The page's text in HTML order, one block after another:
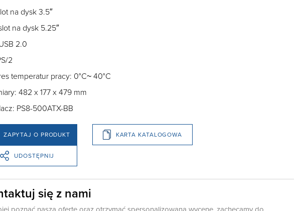
na dysk 3.5″
na dysk 5.25″
2.0
2
temperatur pracy: 0°C~ 40°C
482 x 177 x 479 mm
PS8-500ATX-BB
ZAPYTAJ O PRODUKT KARTA KATALOGOWA
UDOSTĘPNIJ
się z nami